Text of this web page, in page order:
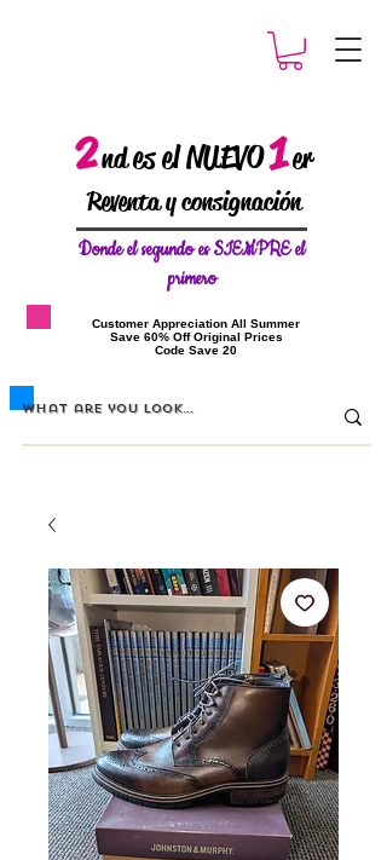
2ndes el NUEVO1er
Reventa y consignación
Donde elsegundo es SIEMPRE el
primero
​Customer Appreciation All Summer
​Save 60% Off Original Prices
​Code Save 20